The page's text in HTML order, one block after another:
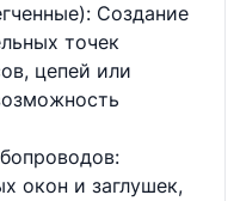
Создание
точек
цепей или
окон и заглушек,